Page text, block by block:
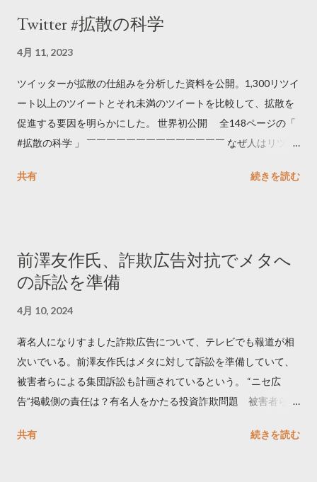
Twitter #拡散の科学
4月 11, 2023
ツイッターが拡散の仕組みを分析した資料を公開。1,300リツイ
ート以上のツイートとそれ未満のツイートを比較して、拡散を
促進する要因を明らかにした。 世界初公開 全148ページの「
#拡散の科学 」 ￣￣￣￣￣￣￣￣￣￣￣￣￣￣ なぜ人はリツイ
学しました。 ー バズの目安は1300リツイート ー 人は16の熱量
トするのか？ https://marketing.twitter.com/ja/insights/kakusan
共有 続きを読む
前澤友作氏、詐欺広告対抗でメタへ
の訴訟を準備
4月 10, 2024
著名人になりすました詐欺広告について、テレビでも報道が相
次いでいる。前澤友作氏はメタに対して訴訟を準備していて、
被害者らによる集団訴訟も計画されているという。 “ニセ広
告”掲載側の責任は？有名人をかたる投資詐欺問題 被害者らが
https://newsdig.tbs.co.jp/articles/-/1091835 なぜなくならな
共有 続きを読む